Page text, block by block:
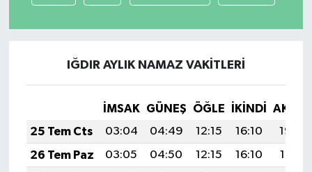
IĞDIR AYLIK NAMAZ VAKITLERI
İMSAK GÜNEŞ ÖĞLE İKINDI
25 Tem Cts
03:04 04:49 12:15 16:10
19:32
26 Tem Paz
03:05 04:50 12:15 16:10
19:31